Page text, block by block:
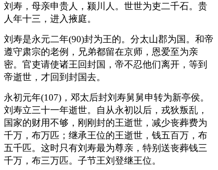
刘寿，母亲申贵人，颍川人。世世为吏二千石。贵
人年十三，进入掖庭。
刘寿是永元二年(90)封为王的。分太山郡为国。和帝
遵守肃宗的老例，兄弟都留在京师，恩爱至为亲
密。官吏请使诸王回封国，帝不忍他们离开，等到
帝逝世，才回到封国去。
永初元年(107)，邓太后封刘寿舅舅申转为新亭侯。
刘寿立三十一年逝世。自从永初以后，戎狄叛乱，
国家的财用不够，刚刚封的王逝世，减少丧葬费为
千万，布万匹；继承王位的王逝世，钱五百万，布
五千匹。这时只有刘寿最为尊亲，特别送丧葬钱三
千万，布三万匹。子节王刘登继王位。